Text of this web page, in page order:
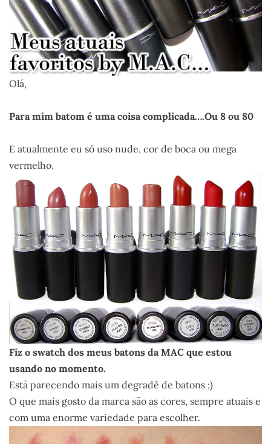
Olá,
Para mim batom é uma coisa complicada….Ou 8 ou 80
E atualmente eu só uso nude, cor de boca ou mega
vermelho.
Fiz o swatch dos meus batons da MAC que estou
usando no momento.
Está parecendo mais um degradê de batons ;)
O que mais gosto da marca são as cores, sempre atuais e
com uma enorme variedade para escolher.